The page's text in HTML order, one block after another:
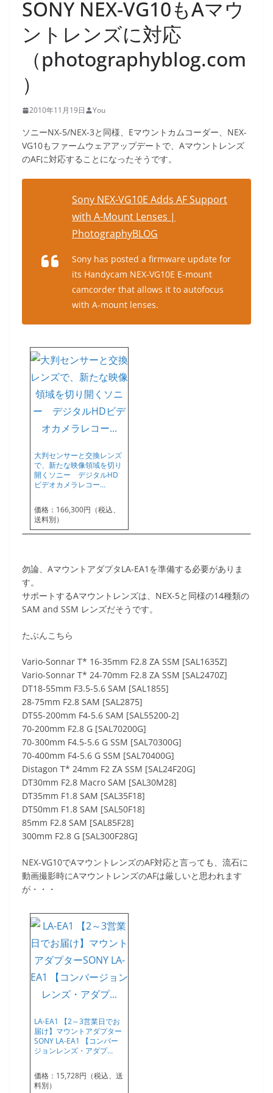
SONY NEX-VG10もAマウ
ントレンズに対応
（photographyblog.com
）
2010年11月19日 You
ソニーNX-5/NEX-3と同様、Eマウントカムコーダー、NEX-
VG10もファームウェアアップデートで、Aマウントレンズ
のAFに対応することになったそうです。
Sony NEX-VG10E Adds AF Support
with A-Mount Lenses |
PhotographyBLOG
Sony has posted a firmware update for
its Handycam NEX-VG10E E-mount
camcorder that allows it to autofocus
with A-mount lenses.
大判センサーと交換レンズ
で、新たな映像領域を切り
開くソニー デジタルHD
ビデオカメラレコー…
価格：166,300円（税込、
送料別）
勿論、AマウントアダプタLA-EA1を準備する必要がありま
す。
サポートするAマウントレンズは、NEX-5と同様の14種類の
SAM and SSM レンズだそうです。
たぶんこちら
Vario-Sonnar T* 16-35mm F2.8 ZA SSM [SAL1635Z]
Vario-Sonnar T* 24-70mm F2.8 ZA SSM [SAL2470Z]
DT18-55mm F3.5-5.6 SAM [SAL1855]
28-75mm F2.8 SAM [SAL2875]
DT55-200mm F4-5.6 SAM [SAL55200-2]
70-200mm F2.8 G [SAL70200G]
70-300mm F4.5-5.6 G SSM [SAL70300G]
70-400mm F4-5.6 G SSM [SAL70400G]
Distagon T* 24mm F2 ZA SSM [SAL24F20G]
DT30mm F2.8 Macro SAM [SAL30M28]
DT35mm F1.8 SAM [SAL35F18]
DT50mm F1.8 SAM [SAL50F18]
85mm F2.8 SAM [SAL85F28]
300mm F2.8 G [SAL300F28G]
NEX-VG10でAマウントレンズのAF対応と言っても、流石に
動画撮影時にAマウントレンズのAFは厳しいと思われます
が・・・
LA-EA1 【2～3営業日でお
届け】マウントアダプター
SONY LA-EA1 【コンバー
ジョンレンズ・アダプ…
価格：15,728円（税込、送
料別）